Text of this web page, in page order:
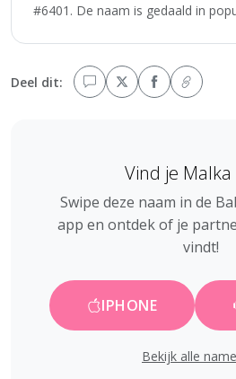
#6401. De naam is gedaald in
Deel dit:
Vind je Malka
Swipe deze naam in de
app en ontdek of je
vindt!
IPHONE
Bekijk alle